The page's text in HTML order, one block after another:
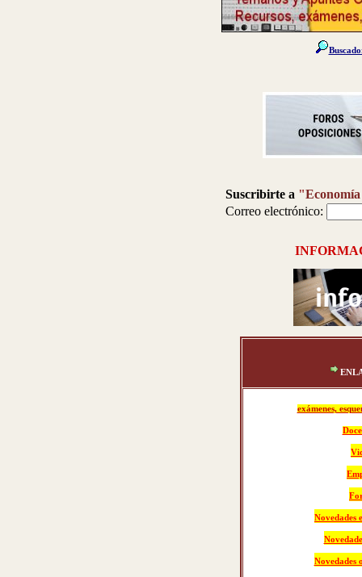
Suscribirte a "
Correo electrónico:
exámenes,
Novedades
Novedades